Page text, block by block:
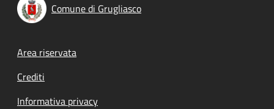
Comune di Grugliasco
Footer menu
Area riservata
Crediti
Informativa privacy